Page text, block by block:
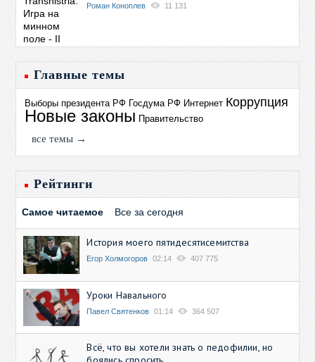
Роман Коноплев 11 131
Главные темы
Выборы президента РФ Госдума РФ Интернет Коррупция
Новые законы Правительство
все темы →
Рейтинги
Самое читаемое Все за сегодня
История моего пятидесятисемитства
Егор Холмогоров 02:14 407 775
Уроки Навального
Павел Святенков 01:14 364 507
Всё, что вы хотели знать о педофилии, но